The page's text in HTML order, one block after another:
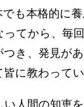
も本格的に
てから、毎
き、発見が
に教わってい
人間の知恵